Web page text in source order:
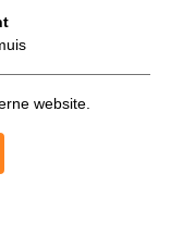
website.